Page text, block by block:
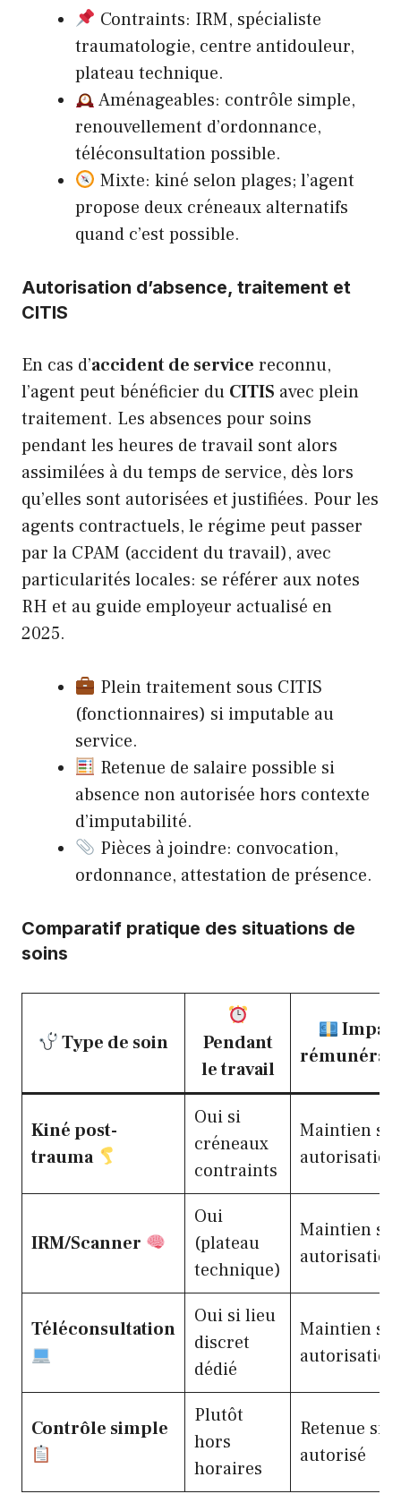
Contraints: IRM, spécialiste
traumatologie, centre antidouleur,
plateau technique.
Aménageables: contrôle simple,
renouvellement d’ordonnance,
téléconsultation possible.
Mixte: kiné selon plages; l’agent
propose deux créneaux alternatifs
quand c’est possible.
Autorisation d’absence, traitement et
CITIS
En cas d’accident de service reconnu,
l’agent peut bénéficier du CITIS avec plein
traitement. Les absences pour soins
pendant les heures de travail sont alors
assimilées à du temps de service, dès lors
qu’elles sont autorisées et justifiées. Pour les
agents contractuels, le régime peut passer
par la CPAM (accident du travail), avec
particularités locales: se référer aux notes
RH et au guide employeur actualisé en
2025.
Plein traitement sous CITIS
(fonctionnaires) si imputable au
service.
Retenue de salaire possible si
absence non autorisée hors contexte
d’imputabilité.
Pièces à joindre: convocation,
ordonnance, attestation de présence.
Comparatif pratique des situations de
soins
Type de soin
Pendant
le travail
Kiné post-
trauma
Oui si
créneaux
contraints
Maintien si
autorisation
IRM/Scanner
Oui
(plateau
technique)
Maintien si
autorisation
Téléconsultation
Oui si lieu
discret
dédié
Maintien si
autorisation
Contrôle simple
Plutôt
hors
horaires
Retenue si
autorisé